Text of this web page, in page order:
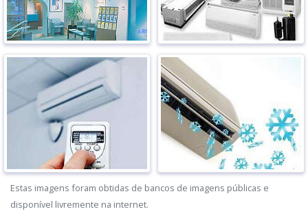
Estas imagens foram obtidas de bancos de imagens públicas e
disponível livremente na internet.